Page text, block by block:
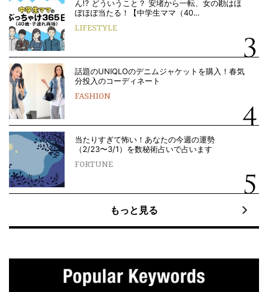
ん!? どういうこと？ 安堵から一転、女の勘はほ
ぼほぼ当たる！【中学生ママ（40…
LIFESTYLE
話題のUNIQLOのデニムジャケットを購入！春気
分投入のコーディネート
FASHION
当たりすぎて怖い！あなたの今週の運勢
（2/23〜3/1）を数秘術占いで占います
FORTUNE
もっと見る